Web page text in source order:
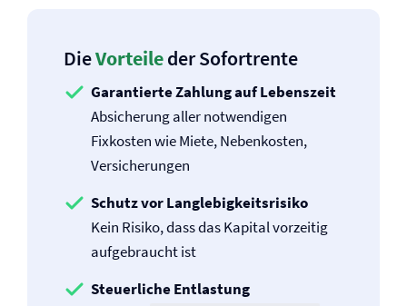
DieVorteileder Sofortrente
Garantierte Zahlung auf Lebenszeit
Absicherung aller notwendigen
Fixkosten wie Miete, Nebenkosten,
Versicherungen
Schutz vor Langlebigkeitsrisiko
Kein Risiko, dass das Kapital vorzeitig
aufgebraucht ist
Steuerliche Entlastung